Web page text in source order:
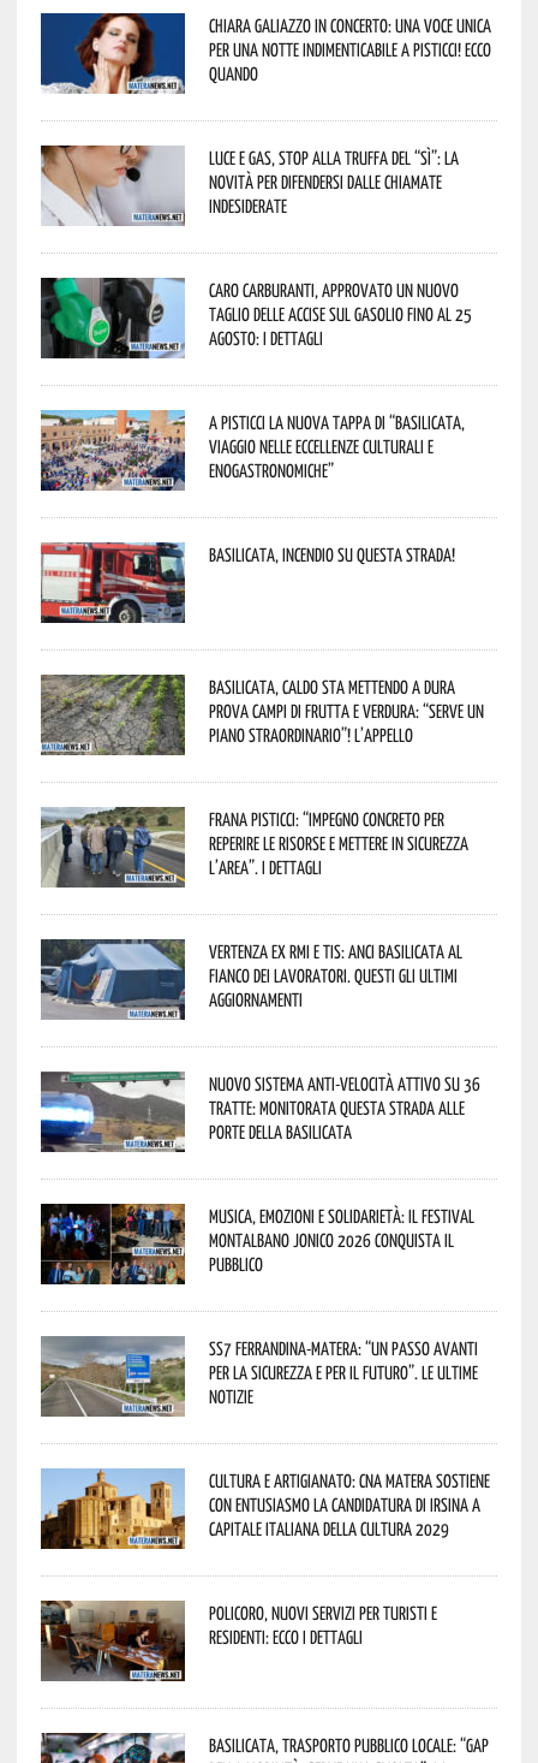
Chiara Galiazzo in concerto: una voce unica
per una notte indimenticabile a Pisticci! Ecco
quando
Luce e gas, stop alla truffa del “Sì”: la
novità per difendersi dalle chiamate
indesiderate
Caro carburanti, approvato un nuovo
taglio delle accise sul gasolio fino al 25
agosto: i dettagli
A Pisticci la nuova tappa di “Basilicata,
viaggio nelle eccellenze culturali e
enogastronomiche”
Basilicata, incendio su questa strada!
Basilicata, caldo sta mettendo a dura
prova campi di frutta e verdura: “Serve un
piano straordinario”! L’appello
Frana Pisticci: “Impegno concreto per
reperire le risorse e mettere in sicurezza
l’area”. I dettagli
Vertenza ex RMI e TIS: ANCI Basilicata al
fianco dei lavoratori. Questi gli ultimi
aggiornamenti
Nuovo sistema anti-velocità attivo su 36
tratte: monitorata questa strada alle
porte della Basilicata
Musica, emozioni e solidarietà: il Festival
Montalbano Jonico 2026 conquista il
pubblico
SS7 Ferrandina-Matera: “Un passo avanti
per la sicurezza e per il futuro”. Le ultime
notizie
Cultura e Artigianato: CNA Matera sostiene
con entusiasmo la candidatura di Irsina a
Capitale Italiana della Cultura 2029
Policoro, nuovi servizi per turisti e
residenti: ecco i dettagli
Basilicata, trasporto pubblico locale: “Gap